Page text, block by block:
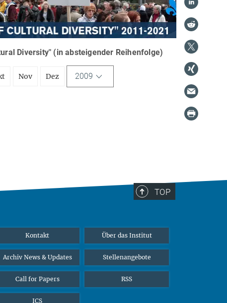
Diversity" (in absteigender Reihenfolge)
Nov Dez 2009
TOP
Kontakt Über das Institut
Archiv News & Updates Stellenangebote
Call for Papers RSS
ICS